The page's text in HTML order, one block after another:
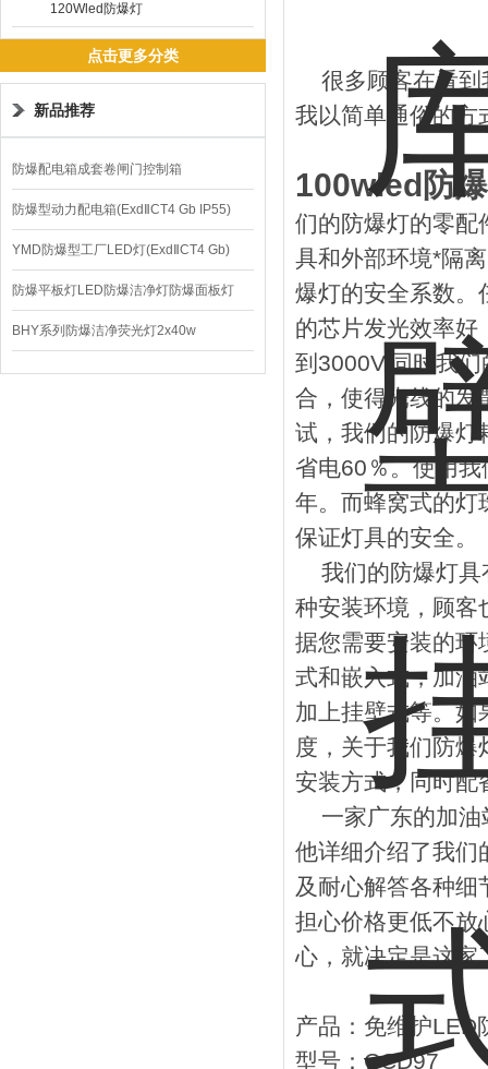
120Wled防爆灯
点击更多分类
新品推荐
防爆配电箱成套卷闸门控制箱
防爆型动力配电箱(ExdⅡCT4 Gb IP55)
YMD防爆型工厂LED灯(ExdⅡCT4 Gb)
220V/150W
防爆平板灯LED防爆洁净灯防爆面板灯
BHY系列防爆洁净荧光灯2x40w
很多顾客在看到
我以简单通俗的方
100wled防
们的防爆灯的零配
具和外部环境*隔
爆灯的安全系数。
的芯片发光效率好
到3000V,同时我
合，使得光线的发
试，我们的防爆灯
省电60％。使用
年。而蜂窝式的灯
保证灯具的安全。
我们的防爆灯具
种安装环境，顾客
据您需要安装的环
式和嵌入式，加油
加上挂壁式等。如
度，关于我们防
安装方式，同时配
一家广东的加油
他详细介绍了我们
及耐心解答各种细
担心价格更低不放
心，就决定是这家
产品：免维护LED
型号：CCD97